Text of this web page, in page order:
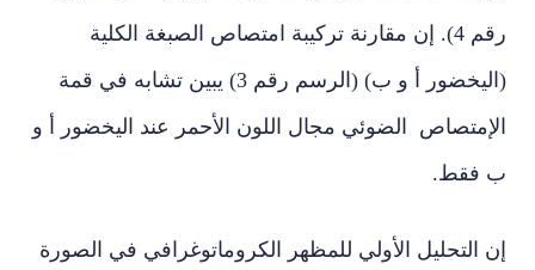
رقم 4). إن مقارنة تركيبة امتصاص الصبغة الكلية
(اليخضور أ و ب) (الرسم رقم 3) يبين تشابه في قمة
الضوئي مجال اللون الأحمر عند اليخضور أ و
التحليل الأولي للمظهر الكروماتوغرافي في الصورة